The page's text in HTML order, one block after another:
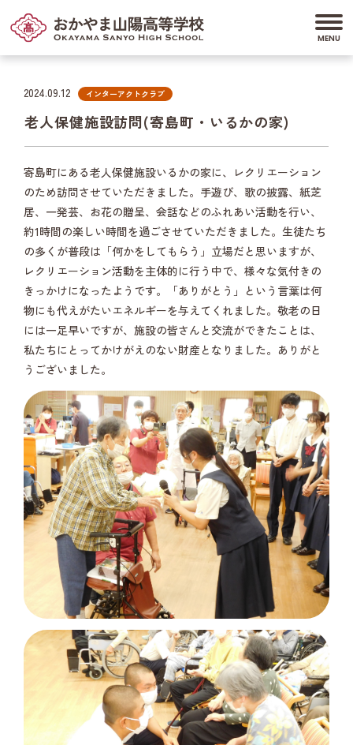
2024.09.12 インターアクトクラブ
老人保健施設訪問(寄島町・いるかの家)
寄島町にある老人保健施設いるかの家に、レクリエーション
のため訪問させていただきました。手遊び、歌の披露、紙芝
居、一発芸、お花の贈呈、会話などのふれあい活動を行い、
約1時間の楽しい時間を過ごさせていただきました。生徒たち
の多くが普段は「何かをしてもらう」立場だと思いますが、
レクリエーション活動を主体的に行う中で、様々な気付きの
きっかけになったようです。「ありがとう」という言葉は何
物にも代えがたいエネルギーを与えてくれました。敬老の日
には一足早いですが、施設の皆さんと交流ができたことは、
私たちにとってかけがえのない財産となりました。ありがと
うございました。